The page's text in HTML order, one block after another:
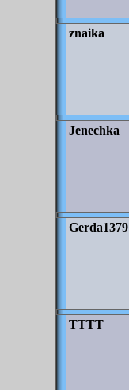
znaika
Jenechka
Gerda1379
TTTT